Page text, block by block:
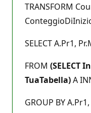
TRANSFORM
SELECT A.Pr1,
FROM (SELECT
TuaTabella)A
GROUP BY